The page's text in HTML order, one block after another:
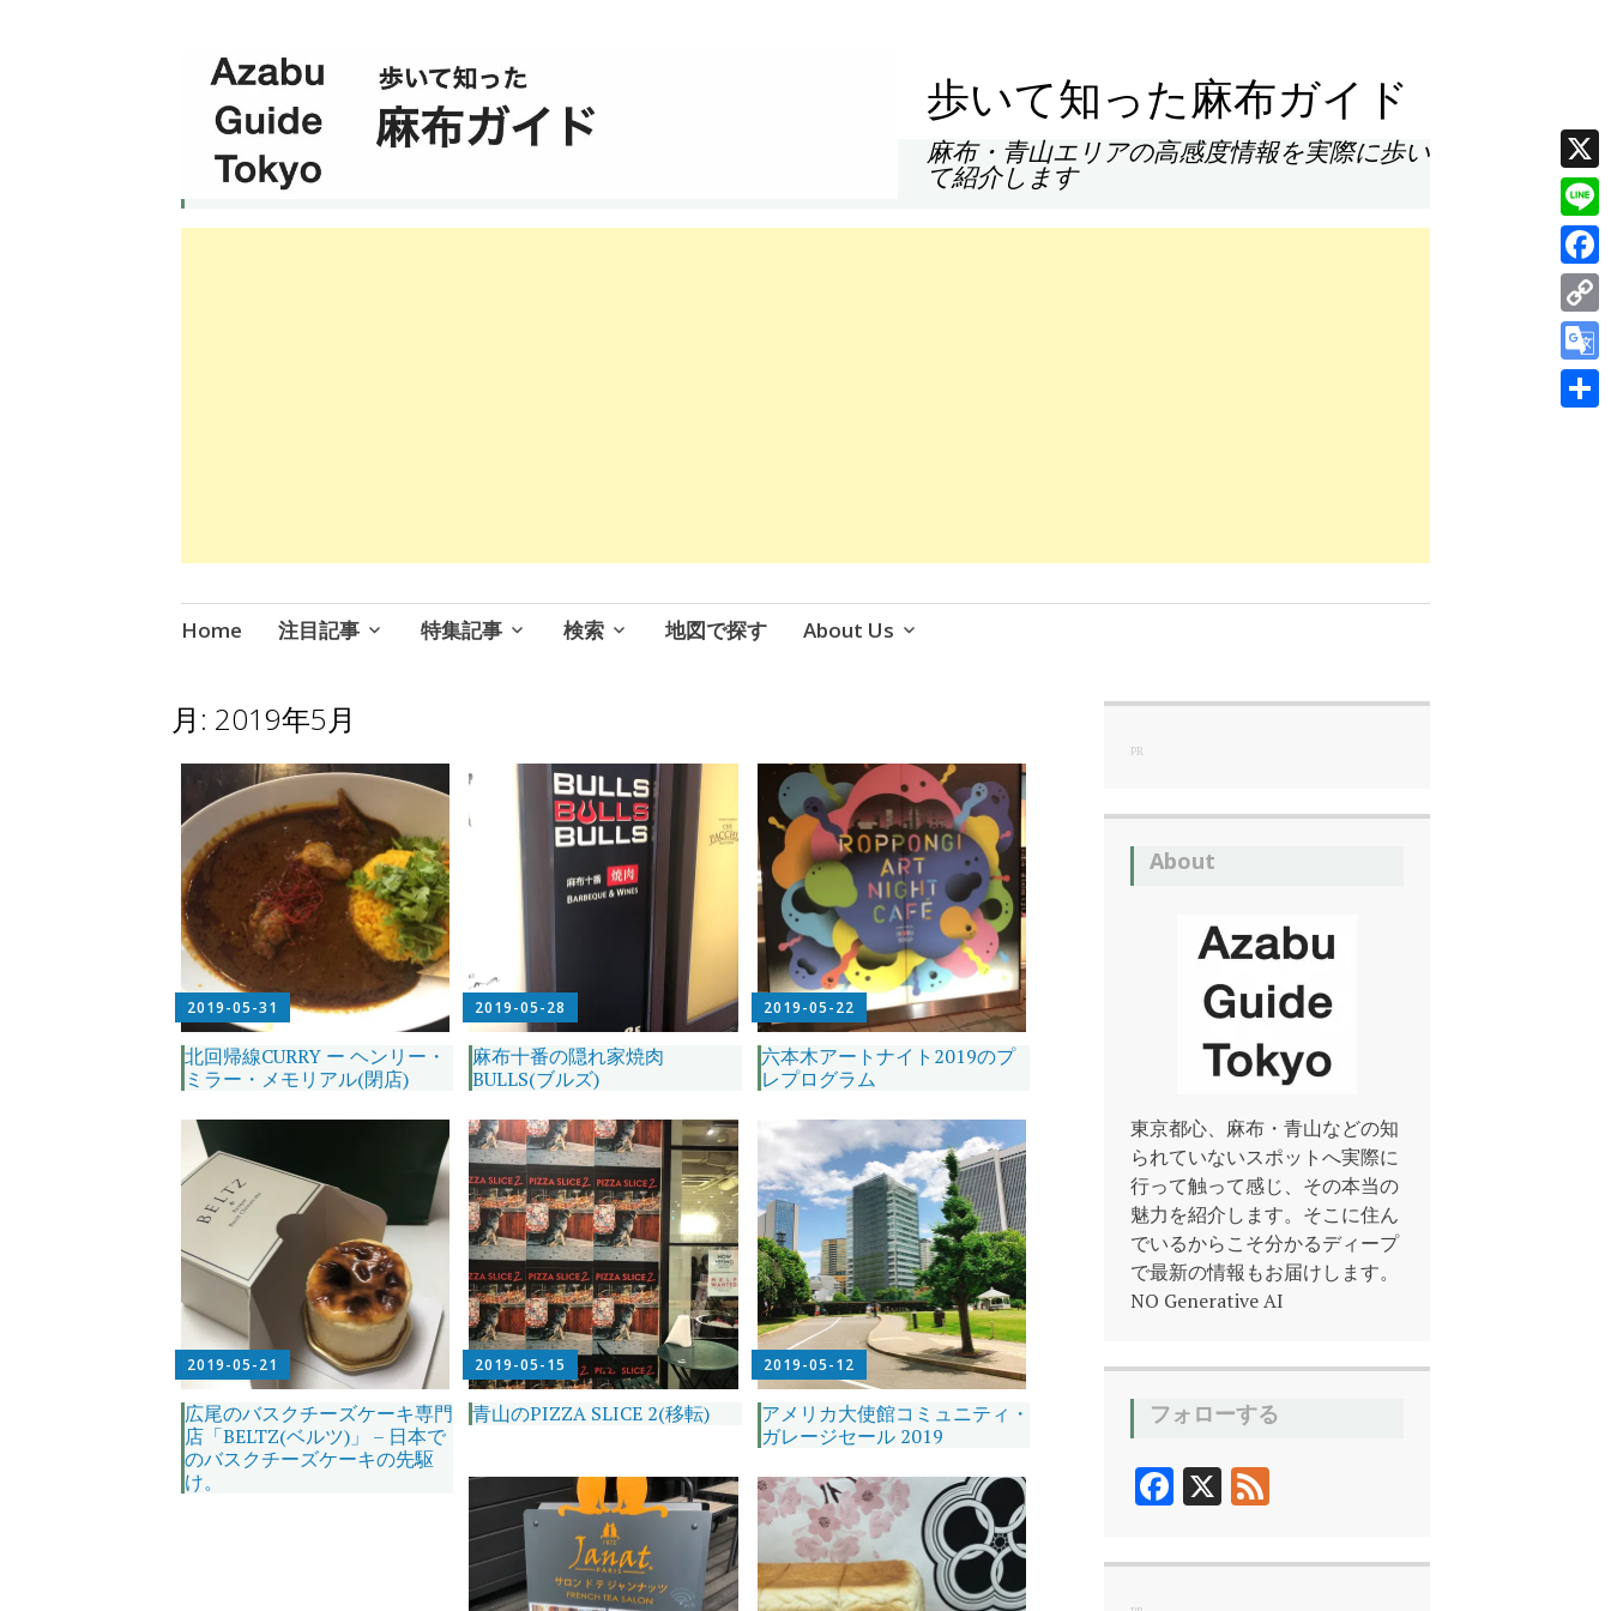
歩いて知った麻布ガイド
麻布・青山エリアの高感度情報を実際に歩い
て紹介します
コ
ン
ツ
へ
キ
ッ
プ
Home 注目記事 特集記事 検索 地図で探す About Us
月: 2019年5月
2019-05-31
北回帰線CURRY ー ヘンリー・
ミラー・メモリアル(閉店)
2019-05-28
麻布十番の隠れ家焼肉
BULLS(ブルズ)
2019-05-22
六本木アートナイト2019のプ
レプログラム
2019-05-21
広尾のバスクチーズケーキ専門
店「BELTZ(ベルツ)」 – 日本で
のバスクチーズケーキの先駆
け。
2019-05-15
青山のPIZZA SLICE 2(移転)
2019-05-12
アメリカ大使館コミュニティ・
ガレージセール 2019
PR
About
東京都心、麻布・青山などの知
られていないスポットへ実際に
行って触って感じ、その本当の
魅力を紹介します。そこに住ん
でいるからこそ分かるディープ
で最新の情報もお届けします。
NO Generative AI
フォローする
F
e
X
d
X
Line
Link